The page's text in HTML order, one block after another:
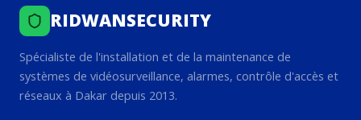
RIDWANSECURITY
Spécialiste de l'installation et de la maintenance de
systèmes de vidéosurveillance, alarmes, contrôle d'accès et
réseaux à Dakar depuis 2013.